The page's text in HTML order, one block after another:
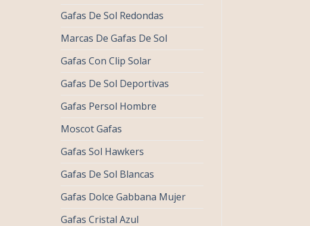
Gafas De Sol Redondas
Marcas De Gafas De Sol
Gafas Con Clip Solar
Gafas De Sol Deportivas
Gafas Persol Hombre
Moscot Gafas
Gafas Sol Hawkers
Gafas De Sol Blancas
Gafas Dolce Gabbana Mujer
Gafas Cristal Azul